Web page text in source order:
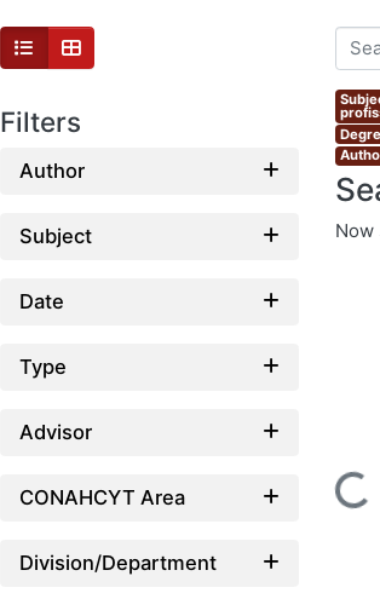
Filters
Author
Subject
Date
Type
Advisor
CONAHCYT Area
Division/Department
Loading...